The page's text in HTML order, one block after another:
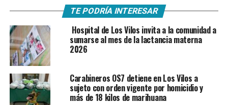
TE PODRÍA INTERESAR
Hospital de Los Vilos invita a la comunidad a
sumarse al mes de la lactancia materna
2026
Carabineros OS7 detiene en Los Vilos a
sujeto con orden vigente por homicidio y
más de 18 kilos de marihuana